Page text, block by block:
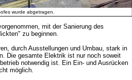
wurde abgetragen.
mit der Sanierung des
zu beginnen.
durch Ausstellungen und Umbau, stark in
Die gesamte Elektrik ist nur noch soweit
notwendig ist. Ein Ein- und Ausrücken
möglich.